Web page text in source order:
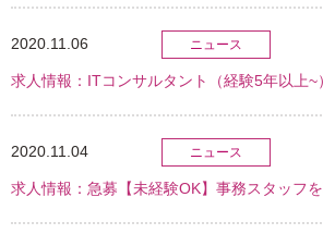
2020.11.06 ニュース
求人情報：ITコンサルタント（経験5年以上~
2020.11.04 ニュース
求人情報：急募【未経験OK】事務スタッフを